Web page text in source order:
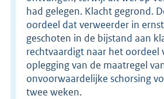
had gelegen. Klacht gegrond.
oordeel dat verweerder in
geschoten in de bijstand aan
rechtvaardigt naar het oordeel
oplegging van de maatregel
onvoorwaardelijke schorsing
twee weken.